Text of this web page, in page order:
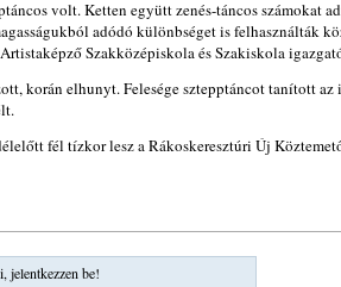
volt. Ketten együtt zenés-táncos számokat
adódó különbséget is felhasználták
Szakközépiskola és Szakiskola
korán elhunyt. Felesége sztepptáncot tanított az
fél tízkor lesz a Rákoskeresztúri Új
jelentkezzen be!